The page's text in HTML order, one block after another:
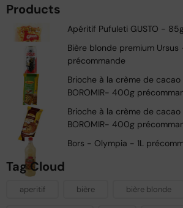
Products
Apéritif Pufuleti GUSTO -
Bière blonde premium
précommande
Brioche à la crème de
BOROMIR- 400g
Brioche à la crème de cacao
BOROMIR- 400g
Bors - Olympia - 1L
Tag Cloud
aperitif bière bière blonde